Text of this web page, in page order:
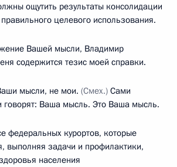
ощутить результаты консолидации
целевого использования.
Вашей мысли, Владимир
содержится тезис моей справки.
мысли, не мои. (Смех.) Сами
говорят: Ваша мысль. Это Ваша мысль.
федеральных курортов, которые
выполняя задачи и профилактики,
населения